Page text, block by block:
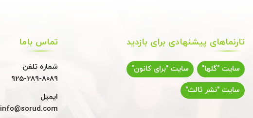
تارنماهای پیشنهادی برای بازدید
سایت "گلها" سایت "برای کانون"
سایت "نشر ثالث"
تماس باما
شماره تلفن
925-289-8089
ایمیل
info@sorud.com